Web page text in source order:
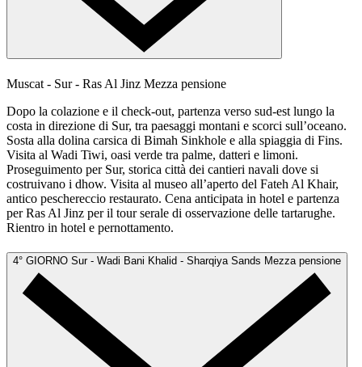
Muscat - Sur - Ras Al Jinz Mezza pensione
Dopo la colazione e il check-out, partenza verso sud-est lungo la
costa in direzione di Sur, tra paesaggi montani e scorci sull’oceano.
Sosta alla dolina carsica di Bimah Sinkhole e alla spiaggia di Fins.
Visita al Wadi Tiwi, oasi verde tra palme, datteri e limoni.
Proseguimento per Sur, storica città dei cantieri navali dove si
costruivano i dhow. Visita al museo all’aperto del Fateh Al Khair,
antico peschereccio restaurato. Cena anticipata in hotel e partenza
per Ras Al Jinz per il tour serale di osservazione delle tartarughe.
Rientro in hotel e pernottamento.
4° GIORNO Sur - Wadi Bani Khalid - Sharqiya Sands Mezza pensione